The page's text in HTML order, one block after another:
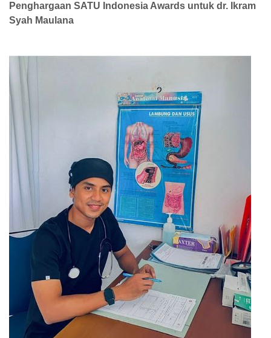
Penghargaan SATU Indonesia Awards untuk dr. Ikram
Syah Maulana